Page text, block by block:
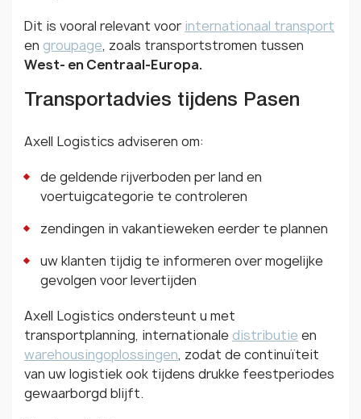
Dit is vooral relevant voor internationaal transport
en groupage, zoals transportstromen tussen
West- en Centraal-Europa.
Transportadvies tijdens Pasen
Axell Logistics adviseren om:
de geldende rijverboden per land en
voertuigcategorie te controleren
zendingen in vakantieweken eerder te plannen
uw klanten tijdig te informeren over mogelijke
gevolgen voor levertijden
Axell Logistics ondersteunt u met
transportplanning, internationale distributie en
warehousingoplossingen, zodat de continuïteit
van uw logistiek ook tijdens drukke feestperiodes
gewaarborgd blijft.